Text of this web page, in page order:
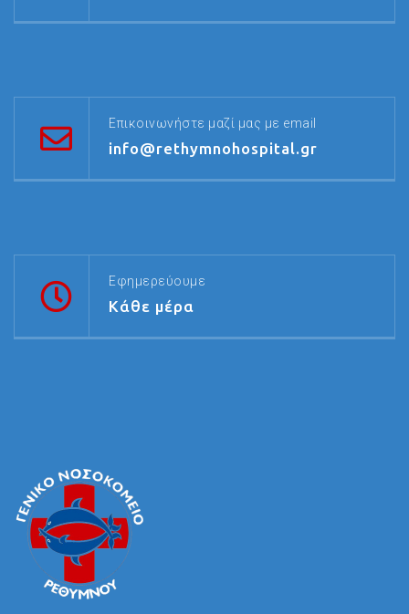
Επικοινωνήστε μαζί μας με email
info@rethymnohospital.gr
Εφημερεύουμε
Κάθε μέρα